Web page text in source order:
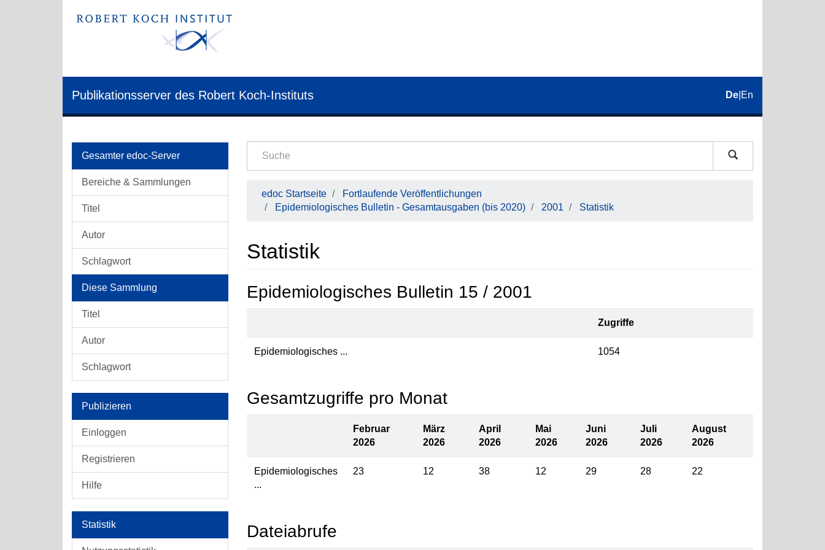
Publikationsserver des Robert Koch-Instituts De En
Gesamter edoc-Server
Bereiche & Sammlungen
Titel
Autor
Schlagwort
Diese Sammlung
Titel
Autor
Schlagwort
Publizieren
Einloggen
Registrieren
Hilfe
Statistik
edoc Startseite
Fortlaufende Veröffentlichungen
Epidemiologisches Bulletin - Gesamtausgaben (bis 2020)
2001 Statistik
Statistik
Epidemiologisches Bulletin 15 / 2001
Zugriffe
Epidemiologisches ... 1054
Gesamtzugriffe pro Monat
Februar
2026
März
2026
April
2026
Mai
2026
Juni
2026
Juli
2026
August
2026
Epidemiologisches
...
23 12 38 12 29 28 22
Dateiabrufe